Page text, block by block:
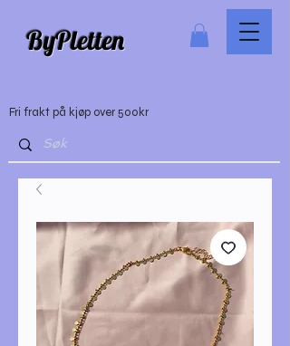
ByPletten
Fri frakt på kjøp over 500kr